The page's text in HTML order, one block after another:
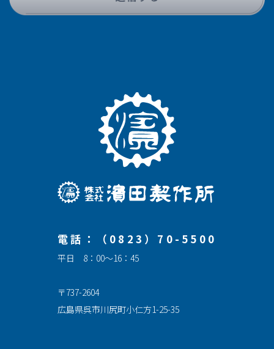
電話：（0823）70-5500
平日 8：00～16：45
〒737-2604
広島県呉市川尻町小仁方1-25-35